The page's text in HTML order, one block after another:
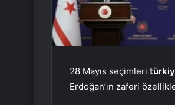
28 Mayıs seçimleri
Erdoğan’ın zaferi